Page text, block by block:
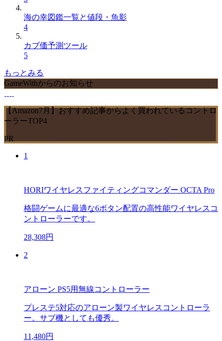
海の幸図鑑一覧と値段・魚影
4
カブ価予測ツール
5
もっとみる
GameWithからのお知らせ
【Amazon7月】おすすめ記事からよく買われているコントロ
ーラーTOP4
PR
1
HORIワイヤレスファイティングコマンダー OCTA Pro
格闘ゲームに最適な6ボタン配置の高性能ワイヤレスコ
ントローラーです。
28,308円
2
アローン PS5用無線コントローラー
プレステ5対応のアローン製ワイヤレスコントローラ
ー。サブ機としても優秀。
11,480円